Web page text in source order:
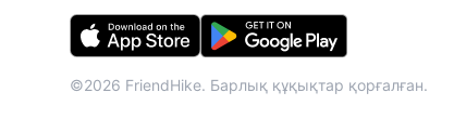
©2026 FriendHike. Барлық құқықтар қорғалған.